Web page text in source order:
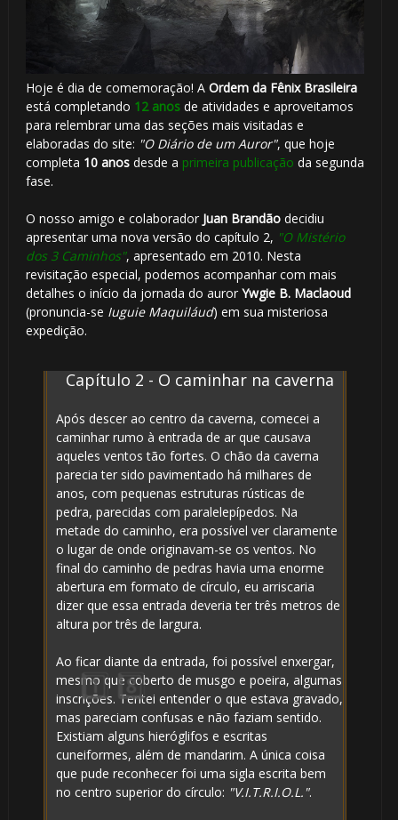
Hoje é dia de comemoração! A Ordem da Fênix Brasileira
está completando 12 anosde atividades e aproveitamos
para relembrar uma das seções mais visitadas e
elaboradas do site: "O Diário de um Auror", que hoje
completa 10 anosdesde a primeira publicação da segunda
fase.
O nosso amigo e colaborador Juan Brandãodecidiu
apresentar uma nova versão do capítulo 2, "O Mistério
dos 3 Caminhos", apresentado em 2010. Nesta
revisitação especial, podemos acompanhar com mais
detalhes o início da jornada do auror Ywgie B. Maclaoud
(pronuncia-se Iuguie Maquiláud) em sua misteriosa
expedição.
Capítulo 2 - O caminhar na caverna
Após descer ao centro da caverna, comecei a
caminhar rumo à entrada de ar que causava
aqueles ventos tão fortes. O chão da caverna
parecia ter sido pavimentado há milhares de
anos, com pequenas estruturas rústicas de
pedra, parecidas com paralelepípedos. Na
metade do caminho, era possível ver claramente
o lugar de onde originavam-se os ventos. No
final do caminho de pedras havia uma enorme
abertura em formato de círculo, eu arriscaria
dizer que essa entrada deveria ter três metros de
altura por três de largura.
Ao ficar diante da entrada, foi possível enxergar,
mesmo que coberto de musgo e poeira, algumas
inscrições. Tentei entender o que estava gravado,
mas pareciam confusas e não faziam sentido.
Existiam alguns hieróglifos e escritas
cuneiformes, além de mandarim. A única coisa
que pude reconhecer foi uma sigla escrita bem
no centro superior do círculo: "V.I.T.R.I.O.L.".